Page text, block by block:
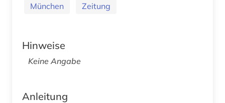
München Zeitung
Hinweise
Keine Angabe
Anleitung